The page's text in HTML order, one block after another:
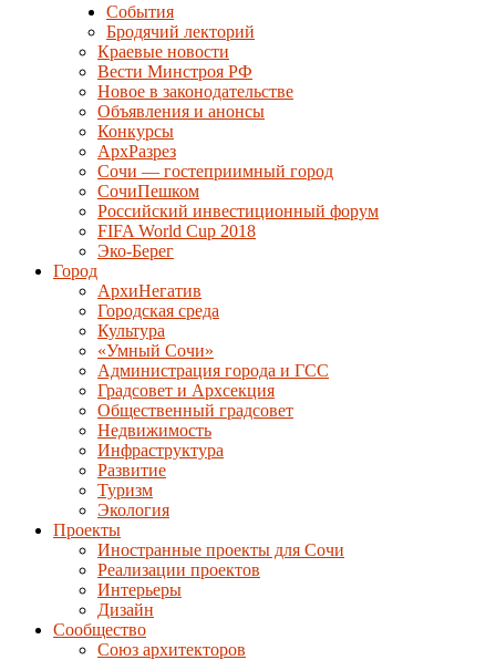
События
Бродячий лекторий
Краевые новости
Вести Минстроя РФ
Новое в законодательстве
Объявления и анонсы
Конкурсы
АрхРазрез
Сочи — гостеприимный город
СочиПешком
Российский инвестиционный форум
FIFA World Cup 2018
Эко-Берег
Город
АрхиНегатив
Городская среда
Культура
«Умный Сочи»
Администрация города и ГСС
Градсовет и Архсекция
Общественный градсовет
Недвижимость
Инфраструктура
Развитие
Туризм
Экология
Проекты
Иностранные проекты для Сочи
Реализации проектов
Интерьеры
Дизайн
Сообщество
Союз архитекторов